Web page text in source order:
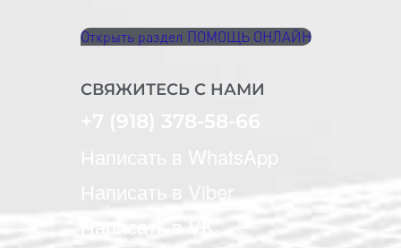
Открыть раздел ПОМОЩЬ ОНЛАЙН
СВЯЖИТЕСЬ С НАМИ
Написать в Viber
Написать в VK